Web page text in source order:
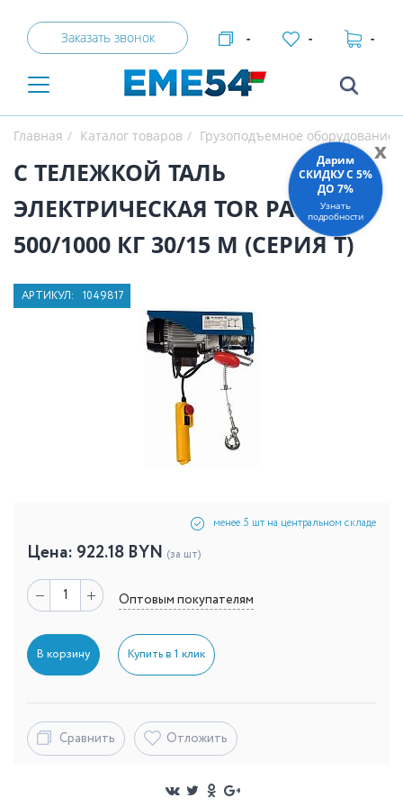
Заказать звонок - - -
Главная Каталог товаров Грузоподъемное оборудование
С ТЕЛЕЖКОЙ ТАЛЬ
ЭЛЕКТРИЧЕСКАЯ TOR PA
500/1000 КГ 30/15 М (СЕРИЯ T)
АРТИКУЛ: 1049817
менее 5 шт на центральном складе
Цена: 922.18 BYN (за шт)
Оптовым покупателям
В корзину Купить в 1 клик
Сравнить Отложить
x
Дарим
СКИДКУ C 5%
ДО 7%
Узнать
подробности